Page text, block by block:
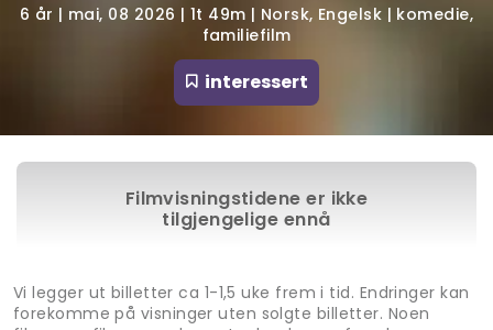
6 år | mai, 08 2026 | 1t 49m | Norsk, Engelsk | komedie,
familiefilm
interessert
Filmvisningstidene er ikke
tilgjengelige ennå
Vi legger ut billetter ca 1-1,5 uke frem i tid. Endringer kan
forekomme på visninger uten solgte billetter. Noen